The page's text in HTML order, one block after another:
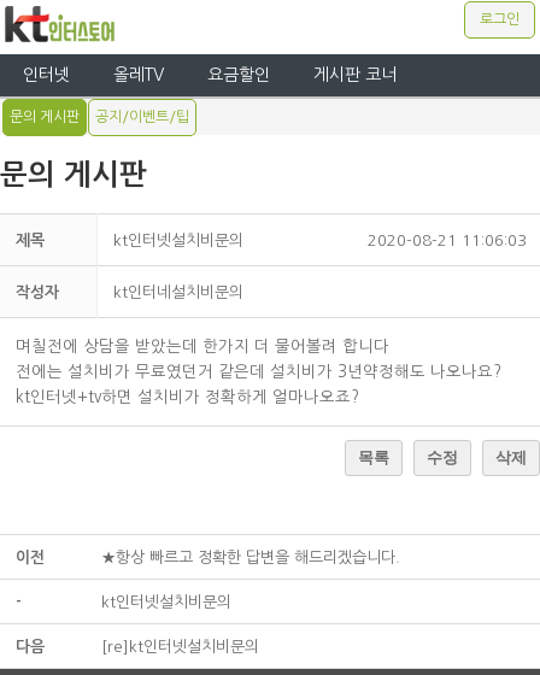
로그인
인터넷 올레TV 요금할인 게시판 코너
문의 게시판 공지/이벤트/팁
문의 게시판
제목 kt인터넷설치비문의 2020-08-21 11:06:03
작성자 kt인터네설치비문의
며칠전에 상담을 받았는데 한가지 더 물어볼려 합니다
전에는 설치비가 무료였던거 같은데 설치비가 3년약정해도 나오나요?
kt인터넷+tv하면 설치비가 정확하게 얼마나오죠?
목록 수정 삭제
이전 ★항상 빠르고 정확한 답변을 해드리겠습니다.
- kt인터넷설치비문의
다음 [re]kt인터넷설치비문의